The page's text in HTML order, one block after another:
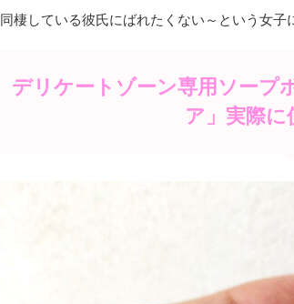
同棲している彼氏にばれたくない～という女子
デリケートゾーン専用ソープ
ア」実際に